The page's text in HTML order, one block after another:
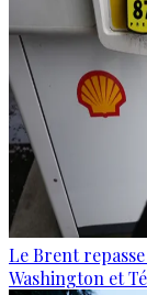
Le Brent
Washington et